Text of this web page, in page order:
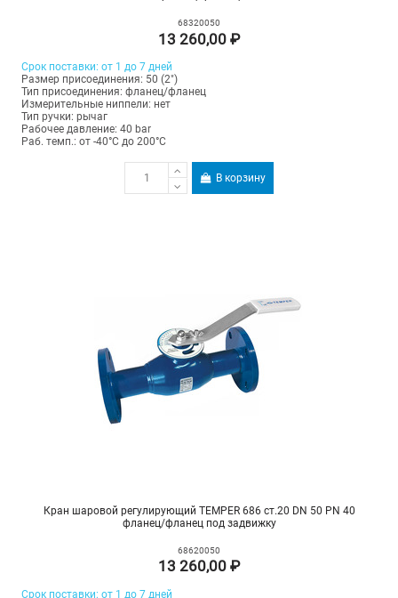
68320050
13 260,00 ₽
Срок поставки: от 1 до 7 дней
Размер присоединения: 50 (2")
Тип присоединения: фланец/фланец
Измерительные ниппели: нет
Тип ручки: рычаг
Рабочее давление: 40 bar
Раб. темп.: от -40°C до 200°C
В корзину
Кран шаровой регулирующий TEMPER 686 ст.20 DN 50 PN 40
фланец/фланец под задвижку
68620050
13 260,00 ₽
Срок поставки: от 1 до 7 дней